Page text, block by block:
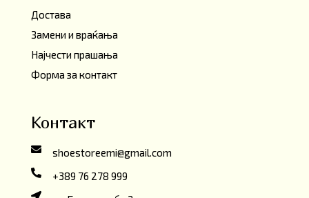
Достава
Замени и враќања
Најчести прашања
Форма за контакт
Контакт
shoestoreemi@gmail.com
+389 76 278 999